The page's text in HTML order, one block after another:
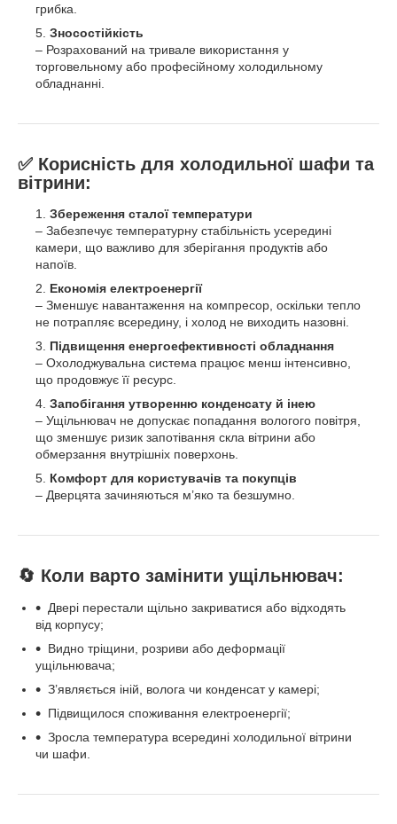
грибка.
Зносостійкість
– Розрахований на тривале використання у
торговельному або професійному холодильному
обладнанні.
✅ Корисність для холодильної шафи та
вітрини:
Збереження сталої температури
– Забезпечує температурну стабільність усередині
камери, що важливо для зберігання продуктів або
напоїв.
Економія електроенергії
– Зменшує навантаження на компресор, оскільки тепло
не потрапляє всередину, і холод не виходить назовні.
Підвищення енергоефективності обладнання
– Охолоджувальна система працює менш інтенсивно,
що продовжує її ресурс.
Запобігання утворенню конденсату й інею
– Ущільнювач не допускає попадання вологого повітря,
що зменшує ризик запотівання скла вітрини або
обмерзання внутрішніх поверхонь.
Комфорт для користувачів та покупців
– Дверцята зачиняються м’яко та безшумно.
🔄 Коли варто замінити ущільнювач:
Двері перестали щільно закриватися або відходять
від корпусу;
Видно тріщини, розриви або деформації
ущільнювача;
З’являється іній, волога чи конденсат у камері;
Підвищилося споживання електроенергії;
Зросла температура всередині холодильної вітрини
чи шафи.